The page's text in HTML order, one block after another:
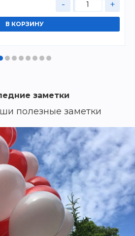
- +
заметки
полезные заметки